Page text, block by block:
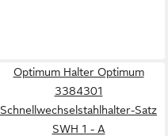
Optimum Halter Optimum
3384301
Schnellwechselstahlhalter-Satz
SWH 1 - A